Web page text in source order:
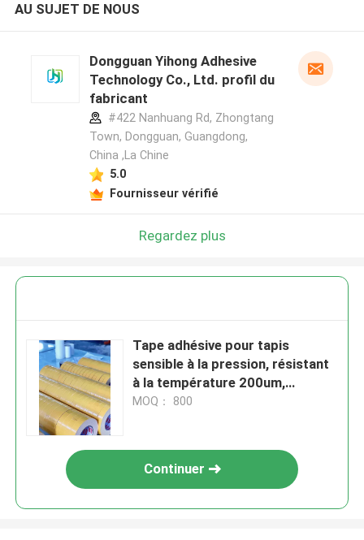
AU SUJET DE NOUS
Dongguan Yihong Adhesive
Technology Co., Ltd. profil du
fabricant
#422 Nanhuang Rd, Zhongtang
Town, Dongguan, Guangdong,
China ,La Chine
5.0
Fournisseur vérifié
Regardez plus
Tape adhésive pour tapis
sensible à la pression, résistant
à la température 200um,
améliore la confidentialité
MOQ： 800
Continuer